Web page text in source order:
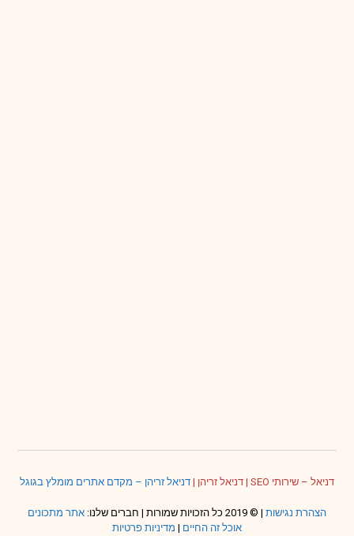
דניאל – שירותי SEO | דניאל זריהן | דניאל זריהן – מקדם אתרים מומלץ בגוגל
הצהרת נגישות | © 2019 כל הזכויות שמורות | חברים שלנו:
אתר מתכונים
אוכל זה החיים | מדיניות פרטיות